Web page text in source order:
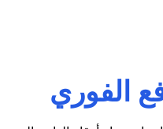
الفوري